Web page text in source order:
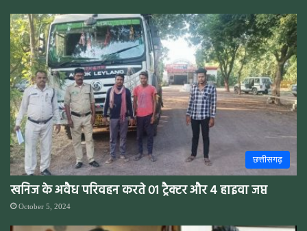
छत्तीसगढ़
खनिज के अवैध परिवहन करते 01 ट्रैक्टर और 4 हाइवा जप्त
October 5, 2024